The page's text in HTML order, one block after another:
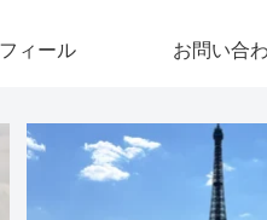
ィール お問い合